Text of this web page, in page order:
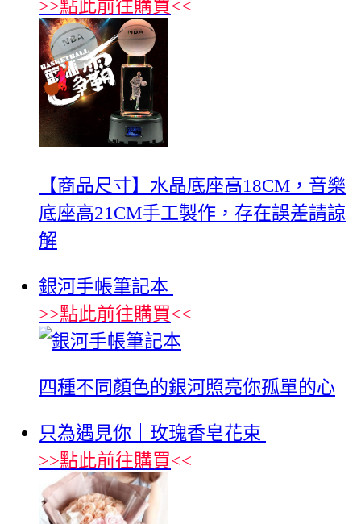
>>點此前往購買<<
【商品尺寸】水晶底座高18CM，音樂
底座高21CM手工製作，存在誤差請諒
解
銀河手帳筆記本
>>點此前往購買<<
四種不同顏色的銀河照亮你孤單的心
只為遇見你｜玫瑰香皂花束
>>點此前往購買<<